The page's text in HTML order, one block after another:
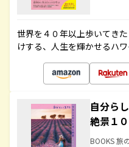
世界を４０年以上歩いてき
けする、人生を輝かせるハ
自分ら
絶景１
BOOKS 旅